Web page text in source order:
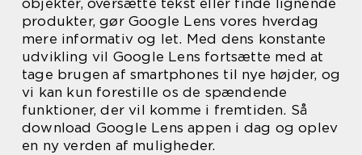
produkter, gør Google Lens vores hverdag
mere informativ og let. Med dens konstante
udvikling vil Google Lens fortsætte med at
tage brugen af smartphones til nye højder, og
vi kan kun forestille os de spændende
funktioner, der vil komme i fremtiden. Så
download Google Lens appen i dag og oplev
en ny verden af muligheder.